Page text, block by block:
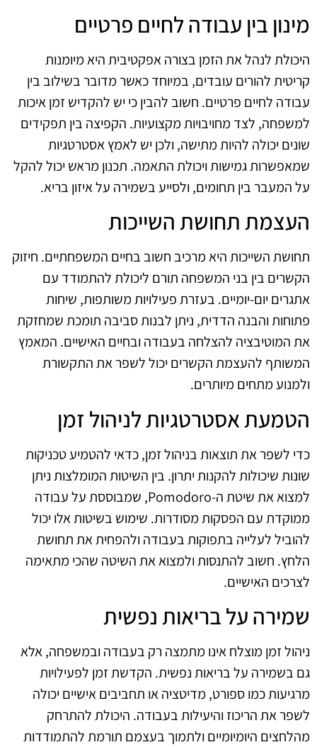
מינון בין עבודה לחיים פרטיים
היכולת לנהל את הזמן בצורה אפקטיבית היא מיומנות
קריטית להורים עובדים, במיוחד כאשר מדובר בשילוב בין
עבודה לחיים פרטיים. חשוב להבין כי יש להקדיש זמן איכות
למשפחה, לצד מחויבויות מקצועיות. הקפיצה בין תפקידים
שונים יכולה להיות מתישה, ולכן יש לאמץ אסטרטגיות
שמאפשרות גמישות ויכולת התאמה. תכנון מראש יכול להקל
על המעבר בין תחומים, ולסייע בשמירה על איזון בריא.
העצמת תחושת השייכות
תחושת השייכות היא מרכיב חשוב בחיים המשפחתיים. חיזוק
הקשרים בין בני המשפחה תורם ליכולת להתמודד עם
אתגרים יום-יומיים. בעזרת פעילויות משותפות, שיחות
פתוחות והבנה הדדית, ניתן לבנות סביבה תומכת שמחזקת
את המוטיבציה להצלחה בעבודה ובחיים האישיים. המאמץ
המשותף להעצמת הקשרים יכול לשפר את התקשורת
ולמנוע מתחים מיותרים.
הטמעת אסטרטגיות לניהול זמן
כדי לשפר את תוצאות בניהול זמן, כדאי להטמיע טכניקות
שונות שיכולות להקנות יתרון. בין השיטות המומלצות ניתן
למצוא את שיטת ה-Pomodoro, שמבוססת על עבודה
ממוקדת עם הפסקות מסודרות. שימוש בשיטות אלו יכול
להוביל לעלייה בתפוקות בעבודה ולהפחית את תחושת
הלחץ. חשוב להתנסות ולמצוא את השיטה שהכי מתאימה
לצרכים האישיים.
שמירה על בריאות נפשית
ניהול זמן מוצלח אינו מתמצה רק בעבודה ובמשפחה, אלא
גם בשמירה על בריאות נפשית. הקדשת זמן לפעילויות
מרגיעות כמו ספורט, מדיטציה או תחביבים אישיים יכולה
לשפר את הריכוז והיעילות בעבודה. היכולת להתרחק
מהלחצים היומיומיים ולתמוך בעצמם תורמת להתמודדות